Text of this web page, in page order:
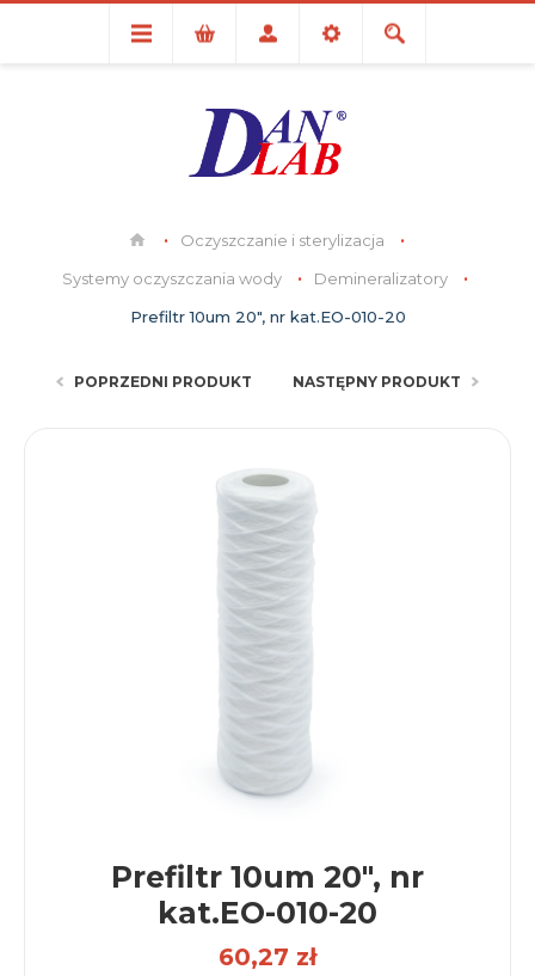
Oczyszczanie i sterylizacja
Systemy oczyszczania wody
Demineralizatory
Prefiltr 10um 20", nr kat.EO-010-20
POPRZEDNI PRODUKT NASTĘPNY PRODUKT
Prefiltr 10um 20", nr
kat.EO-010-20
60,27 zł